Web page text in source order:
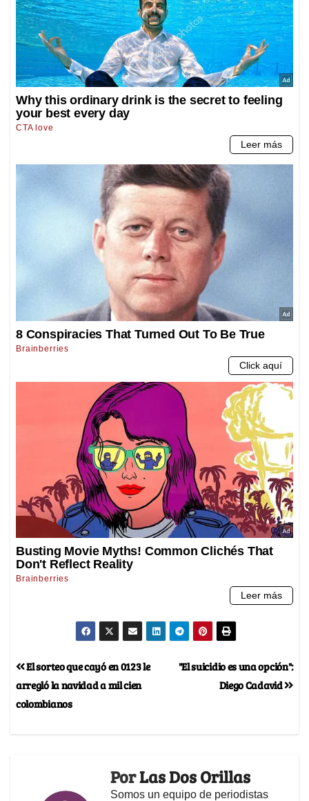
"El suicidio es una opción":
Diego Cadavid
El sorteo que cayó en 0123 le
arregló la navidad a mil cien
colombianos
PorLas Dos Orillas
Somos un equipo de periodistas